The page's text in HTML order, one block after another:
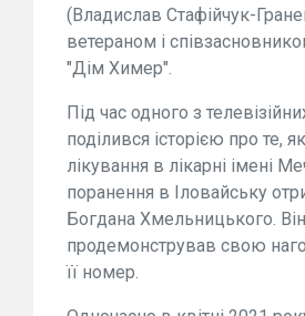
(Владислав Стафійчук-
ветераном і
"Дім Химер".
Під час одного з
поділився історією про те,
лікування в лікарні імені
поранення в Іловайську
Богдана Хмельницького. Він
продемонстрував свою
її номер.